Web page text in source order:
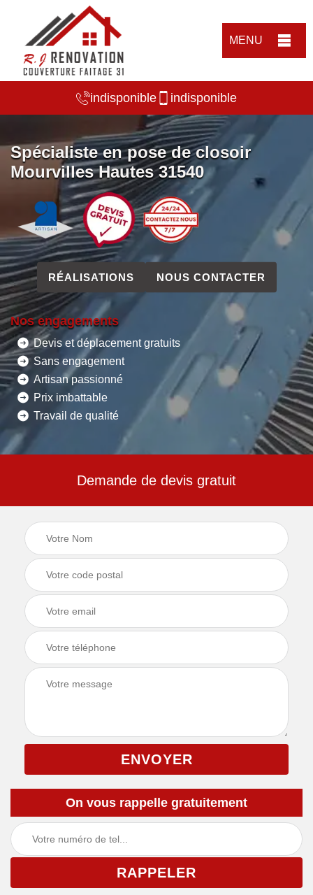
MENU
indisponible indisponible
Spécialiste en pose de closoir
Mourvilles Hautes 31540
RÉALISATIONS NOUS CONTACTER
Nos engagements
Devis et déplacement gratuits
Sans engagement
Artisan passionné
Prix imbattable
Travail de qualité
Demande de devis gratuit
On vous rappelle gratuitement